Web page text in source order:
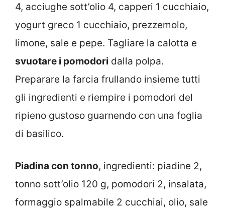
4, acciughe sott’olio 4, capperi 1 cucchiaio,
yogurt greco 1 cucchiaio, prezzemolo,
limone, sale e pepe. Tagliare la calotta e
svuotare i pomodori dalla polpa.
Preparare la farcia frullando insieme tutti
gli ingredienti e riempire i pomodori del
ripieno gustoso guarnendo con una foglia
di basilico.
Piadina con tonno, ingredienti: piadine 2,
tonno sott’olio 120 g, pomodori 2, insalata,
formaggio spalmabile 2 cucchiai, olio, sale